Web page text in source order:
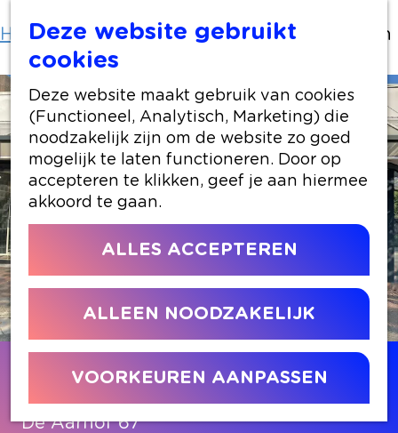
Deze website gebruikt
cookies
Deze website maakt gebruik van cookies
(Functioneel, Analytisch, Marketing) die
noodzakelijk zijn om de website zo goed
mogelijk te laten functioneren. Door op
accepteren te klikken, geef je aan hiermee
akkoord te gaan.
ALLES ACCEPTEREN
ALLEEN NOODZAKELIJK
VOORKEUREN AANPASSEN
Home Locaties winkelen BeOne Fashion
Contact
De Aarhof 67